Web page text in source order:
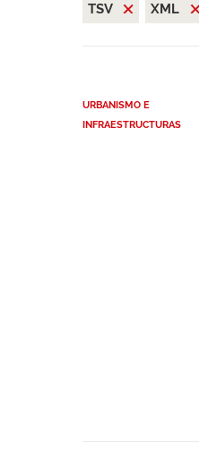
TSV
XML
URBANISMO E
INFRAESTRUCTURAS